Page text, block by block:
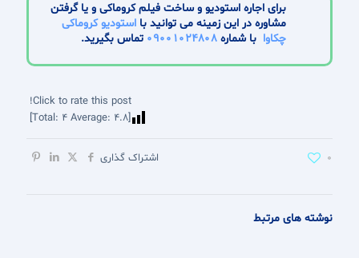
برای اجاره استودیو و ساخت فیلم کروماکی و یا گرفتن
مشاوره در این زمینه می توانید با استودیو کروماکی
چکاوا با شماره 09001024808 تماس بگیرید.
Click to rate this post!
[Total:
4Average: 4.8
]
اشتراک گذاری 0
نوشته های مرتبط